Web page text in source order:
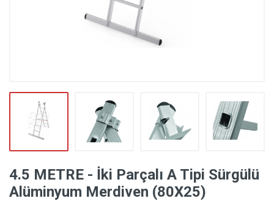
4.5 METRE - İki Parçalı A Tipi Sürgülü
Alüminyum Merdiven (80X25)